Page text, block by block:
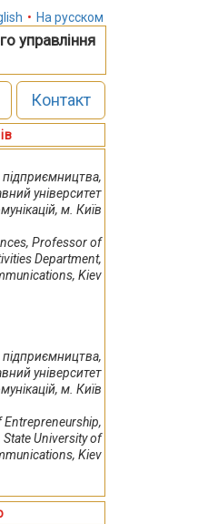
• На русском
управління
Контакт
університет
м. Київ
Professor of
Department,
Kiev
університет
м. Київ
State University of
Kiev